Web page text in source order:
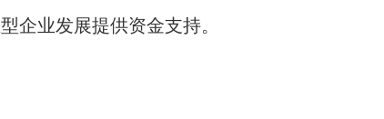
企业发展提供资金支持。